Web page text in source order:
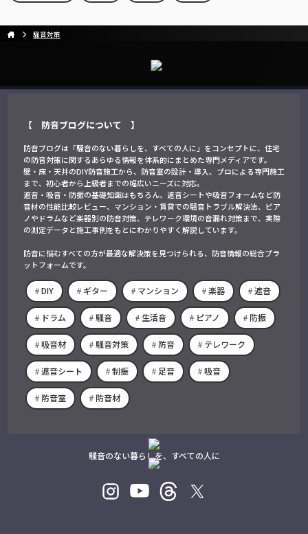
騒音対策
【 防音ブログについて 】
防音ブログは「騒音のない暮らしを、すべての人に」をコンセプトに、住宅
の防音対策に関するあらゆる情報を体系的にまとめた専門メディアです。
壁・床・天井のDIY防音施工から、防音室の設計・導入、プロによる専門施工
まで、初心者から上級者までの幅広いニーズに対応。
遮音・吸音・防振の基礎知識はもちろん、遮音シートや吸音フォームなど防
音材の性能比較レビュー、マンション・賃貸での騒音トラブル解決法、ピア
ノやドラムなど楽器別の防音対策、テレワーク環境の音漏れ対策まで、実際
の測定データと施工事例をもとにわかりやすく解説しています。
防音に悩むすべての方が最適な解決策を見つけられる、防音情報の総合プラ
ットフォームです。
DIY ギター マンション 楽器 遮音
ドラム 騒音 生活音 ピアノ 防振
吸音材 騒音対策 防音 テレワーク
遮音シート 制振 足音 吸音
防音室 防音材
騒音のない暮らしを、すべての人に